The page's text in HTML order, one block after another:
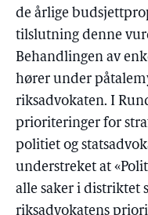
de årlige
tilslutning denne
Behandlingen av
hører under
riksadvokaten. I
prioriteringer for
politiet og
understreket at
alle saker i distriktet
riksadvokatens